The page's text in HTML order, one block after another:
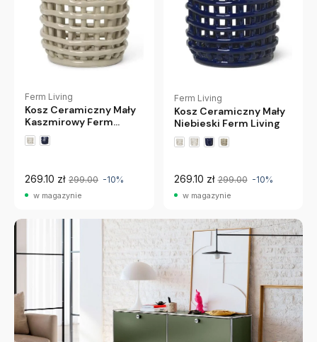
Ferm Living
Kosz Ceramiczny Mały
Kaszmirowy Ferm
Living
269.10 zł 299.00 -10%
w magazynie
Ferm Living
Kosz Ceramiczny Mały
Niebieski Ferm Living
269.10 zł 299.00 -10%
w magazynie